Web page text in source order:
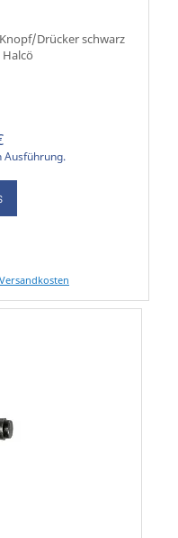
Drücker schwarz
Ausführung.
Versandkosten